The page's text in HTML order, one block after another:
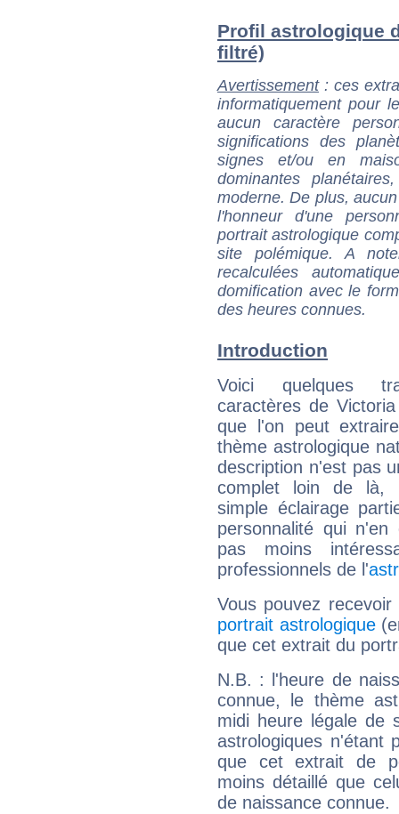
Profil astrologique
filtré)
Avertissement: ces
informatiquement pour
aucun caractère
significations des
signes et/ou en
dominantes
moderne. De plus,
l'honneur d'une
portrait astrologique
site polémique. A
recalculées
domification avec le
des heures connues.
Introduction
Voici quelques
caractères de
que l'on peut
thème astrologique
description n'est pas
complet loin de là,
simple éclairage
personnalité qui n'en
pas moins
professionnels de l'
Vous pouvez
portrait astrologique
que cet extrait du
N.B. : l'heure de
connue, le thème
midi heure légale de
astrologiques n'étant
que cet extrait de
moins détaillé que
de naissance connue.